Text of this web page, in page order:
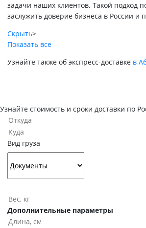
задачи наших клиентов. Такой подход
заслужить доверие бизнеса в России и
Скрыть>
Показать все
Узнайте также об экспресс-доставке в
Узнайте стоимость и сроки доставки по
Вид груза
Дополнительные параметры